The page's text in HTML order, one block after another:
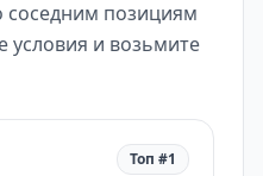
позициям
условия и возьмите
Топ #1